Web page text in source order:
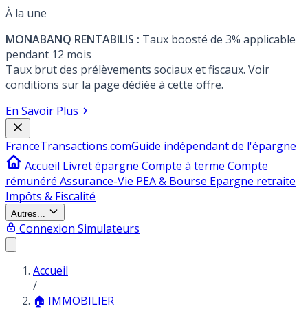
À la une
MONABANQ RENTABILIS : Taux boosté de 3% applicable
pendant 12 mois
Taux brut des prélèvements sociaux et fiscaux. Voir
conditions sur la page dédiée à cette offre.
En Savoir Plus
FranceTransactions.comGuide indépendant de l'épargne
Accueil Livret épargne Compte à terme Compte
rémunéré Assurance-Vie PEA & Bourse Epargne retraite
Impôts & Fiscalité
Autres...
Connexion Simulateurs
Accueil
/
🏠 IMMOBILIER